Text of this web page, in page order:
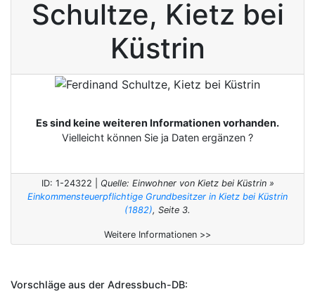
Schultze, Kietz bei
Küstrin
Es sind keine weiteren Informationen vorhanden.
Vielleicht können Sie ja Daten ergänzen ?
ID: 1-24322 | Quelle: Einwohner von Kietz bei Küstrin »
Einkommensteuerpflichtige Grundbesitzer in Kietz bei Küstrin
(1882), Seite 3.
Weitere Informationen >>
Vorschläge aus der Adressbuch-DB: